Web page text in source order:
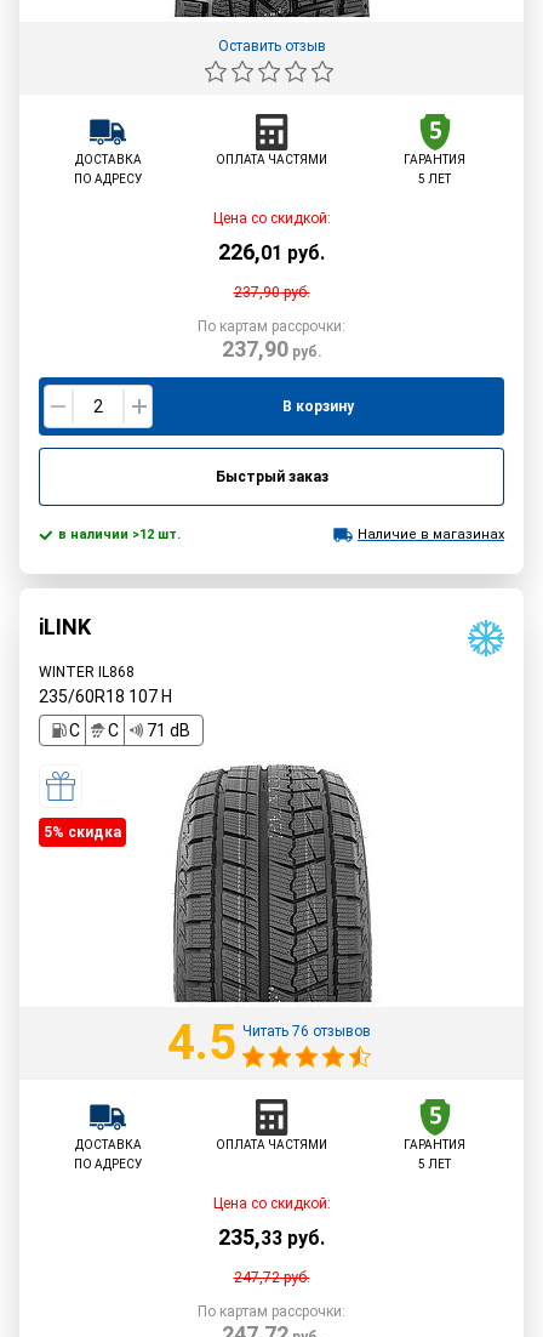
Оставить отзыв
ДОСТАВКА
ПО АДРЕСУ
ОПЛАТА ЧАСТЯМИ
ГАРАНТИЯ
5 ЛЕТ
Цена со скидкой:
226,01 руб.
237,90руб.
По картам рассрочки:
237,90руб.
В корзину
Быстрый заказ
в наличии >12 шт. Наличие в магазинах
iLINK
WINTER IL868
235/60R18 107H
C
C 71 dB
5% cкидка
4.5 Читать 76 отзывов
ДОСТАВКА
ПО АДРЕСУ
ОПЛАТА ЧАСТЯМИ
ГАРАНТИЯ
5 ЛЕТ
Цена со скидкой:
235,33 руб.
247,72руб.
По картам рассрочки: